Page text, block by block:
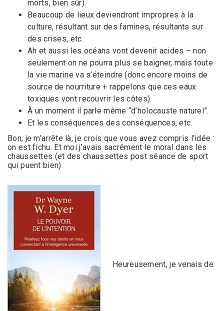
morts, bien sûr).
Beaucoup de lieux deviendront impropres à la
culture, résultant sur des famines, résultants sur
des crises, etc.
Ah et aussi les océans vont devenir acides – non
seulement on ne pourra plus se baigner, mais toute
la vie marine va s’éteindre (donc encore moins de
source de nourriture + rappelons que ces eaux
toxiques vont recouvrir les côtes).
À un moment il parle même “d’holocauste naturel”.
Et les conséquences des conséquences, etc.
Bon, je m’arrête là, je crois que vous avez compris l’idée :
on est fichu. Et moi j’avais sacrément le moral dans les
chaussettes (et des chaussettes post séance de sport
qui puent bien).
Heureusement, je venais de